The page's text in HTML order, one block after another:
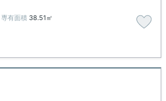
専有面積 38.51㎡